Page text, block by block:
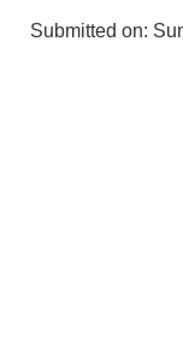
Submitted on: